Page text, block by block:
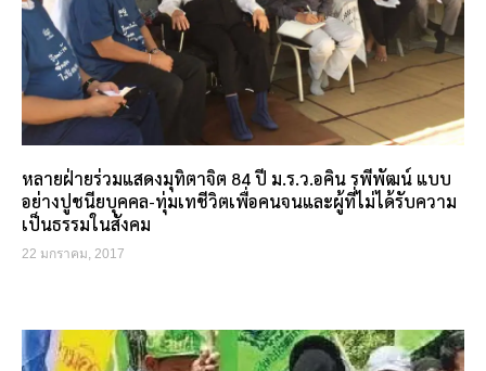
หลายฝ่ายร่วมแสดงมุทิตาจิต 84 ปี ม.ร.ว.อคิน รพีพัฒน์ แบบ
อย่างปูชนียบุคคล-ทุ่มเทชีวิตเพื่อคนจนและผู้ที่ไม่ได้รับความ
เป็นธรรมในสังคม
22 มกราคม, 2017